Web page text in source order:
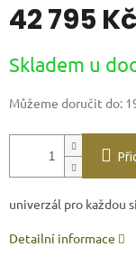
42 795 Kč
cena:
Skladem u
Můžeme doručit do:
univerzál pro každou
Detailní informace